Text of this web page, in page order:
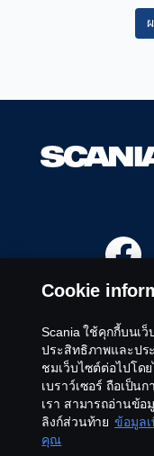
ปิ
ด
น
แ
บ
ใ
ห
ม่
ส
Cookie
Scania ใช้คุกกี้บนเว็
ประสิทธิภาพและปร
ชมเว็บไซต์ต่อไปโด
เบราว์เซอร์ ถือเป็น
เรา สามารถอ่านข้อ
ลิงก์ส่วนท้าย ข้อมูล
คุณ